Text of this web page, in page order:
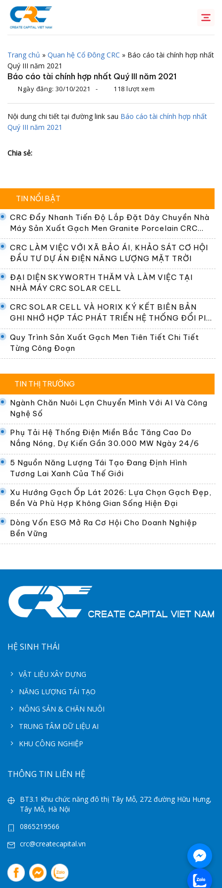
Chuyển
đến
dung
Trang chủ » Quan hệ Cổ Đông CRC » Báo cáo tài chính hợp nhất
Quý III năm 2021
Báo cáo tài chính hợp nhất Quý III năm 2021
Ngày đăng: 30/10/2021 - 118 lượt xem
Nội dung chi tiết tại đường link sau Báo cáo tài chính hợp nhất
Quý III năm 2021
Chia sẻ:
TIN NỔI BẬT
CRC Đẩy Nhanh Tiến Độ Lắp Đặt Dây Chuyền Nhà
Máy Sản Xuất Gạch Men Granite Porcelain CRC
Premier
CRC LÀM VIỆC VỚI XÃ BẢO ÁI, KHẢO SÁT CƠ HỘI
ĐẦU TƯ DỰ ÁN ĐIỆN NĂNG LƯỢNG MẶT TRỜI
ĐẠI DIỆN SKYWORTH THĂM VÀ LÀM VIỆC TẠI
NHÀ MÁY CRC SOLAR CELL
CRC SOLAR CELL VÀ HORIX KÝ KẾT BIÊN BẢN
GHI NHỚ HỢP TÁC PHÁT TRIỂN HỆ THỐNG ĐỔI PIN
TẠI VIỆT NAM
Quy Trình Sản Xuất Gạch Men Tiên Tiết Chi Tiết
Từng Công Đoạn
TIN THỊ TRƯỜNG
Ngành Chăn Nuôi Lợn Chuyển Mình Với AI Và Công
Nghệ Số
Phụ Tải Hệ Thống Điện Miền Bắc Tăng Cao Do
Nắng Nóng, Dự Kiến Gần 30.000 MW Ngày 24/6
5 Nguồn Năng Lượng Tái Tạo Đang Định Hình
Tương Lai Xanh Của Thế Giới
Xu Hướng Gạch Ốp Lát 2026: Lựa Chọn Gạch Đẹp,
Bền Và Phù Hợp Không Gian Sống Hiện Đại
Dòng Vốn ESG Mở Ra Cơ Hội Cho Doanh Nghiệp
Bền Vững
HỆ SINH THÁI
VẬT LIỆU XÂY DỰNG
NĂNG LƯỢNG TÁI TẠO
NÔNG SẢN & CHĂN NUÔI
TRUNG TÂM DỮ LIỆU AI
KHU CÔNG NGHIỆP
THÔNG TIN LIÊN HỆ
BT3.1 Khu chức năng đô thị Tây Mỗ, 272 đường Hữu Hưng,
Tây Mỗ, Hà Nội
0865219566
crc@createcapital.vn